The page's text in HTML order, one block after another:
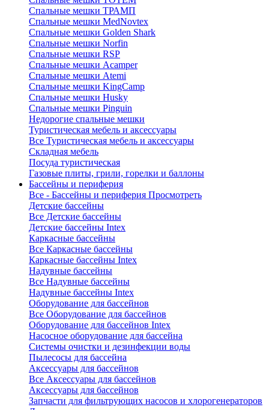
Спальные мешки ТРАМП
Cпальные мешки MedNovtex
Спальные мешки Golden Shark
Спальные мешки Norfin
Спальные мешки RSP
Спальные мешки Acamper
Спальные мешки Atemi
Спальные мешки KingCamp
Спальные мешки Husky
Спальные мешки Pinguin
Недорогие спальные мешки
Туристическая мебель и аксессуары
Все Туристическая мебель и аксессуары
Складная мебель
Посуда туристическая
Газовые плиты, грили, горелки и баллоны
Бассейны и периферия
Все - Бассейны и периферия Просмотреть
Детские бассейны
Все Детские бассейны
Детские бассейны Intex
Каркасные бассейны
Все Каркасные бассейны
Каркасные бассейны Intex
Надувные бассейны
Все Надувные бассейны
Надувные бассейны Intex
Оборудование для бассейнов
Все Оборудование для бассейнов
Оборудование для бассейнов Intex
Насосное оборудование для бассейна
Системы очистки и дезинфекции воды
Пылесосы для бассейна
Аксессуары для бассейнов
Все Аксессуары для бассейнов
Аксессуары для бассейнов
Запчасти для фильтрующих насосов и хлорогенераторов